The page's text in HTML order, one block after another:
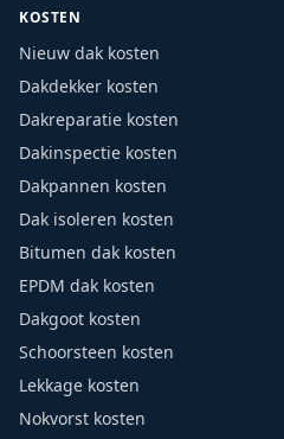
KOSTEN
Nieuw dak kosten
Dakdekker kosten
Dakreparatie kosten
Dakinspectie kosten
Dakpannen kosten
Dak isoleren kosten
Bitumen dak kosten
EPDM dak kosten
Dakgoot kosten
Schoorsteen kosten
Lekkage kosten
Nokvorst kosten